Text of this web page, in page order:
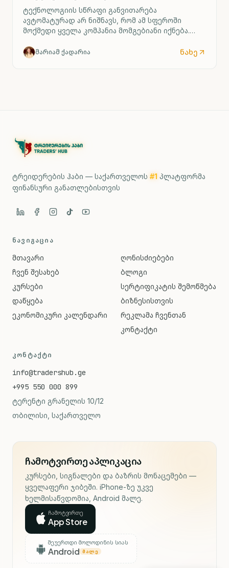
ტექნოლოგიის სწრაფი განვითარება
ავტომატურად არ ნიშნავს, რომ ამ სფეროში
მოქმედი ყველა კომპანია მომგებიანი იქნება.
ინდუსტრიას ასახელებს.
მარიამ ქადარია ნახე
ტრეიდერების ჰაბი — საქართველოს #1 პლატფორმა
ფინანსური განათლებისთვის
ᲜᲐᲕᲘᲒᲐᲪᲘᲐ
მთავარი
ჩვენ შესახებ
კურსები
დაწყება
ეკონომიკური კალენდარი
ღონისძიებები
ბლოგი
სერტიფიკატის შემოწმება
ბიზნესისთვის
რეკლამა ჩვენთან
კონტაქტი
ᲙᲝᲜᲢᲐᲥᲢᲘ
info@tradershub.ge
+995 550 000 899
ტერენტი გრანელის 10/12
თბილისი, საქართველო
ჩამოტვირთე აპლიკაცია
კურსები, სიგნალები და ბაზრის მონაცემები —
ყველაფერი ჯიბეში. iPhone-ზე უკვე
ხელმისაწვდომია, Android მალე.
ჩამოტვირთე
App Store
შეუერთდი მოლოდინის სიას
Android ᲛᲐᲚᲔ